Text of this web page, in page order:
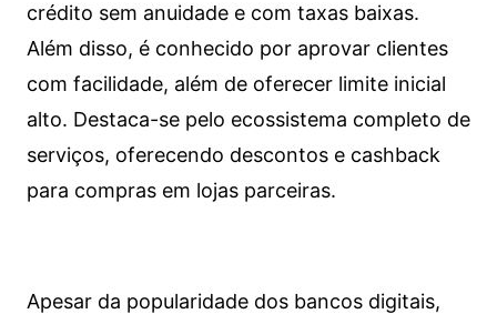
crédito sem anuidade e com taxas baixas.
Além disso, é conhecido por aprovar clientes
com facilidade, além de oferecer limite inicial
alto. Destaca-se pelo ecossistema completo de
serviços, oferecendo descontos e cashback
para compras em lojas parceiras.
Apesar da popularidade dos bancos digitais,